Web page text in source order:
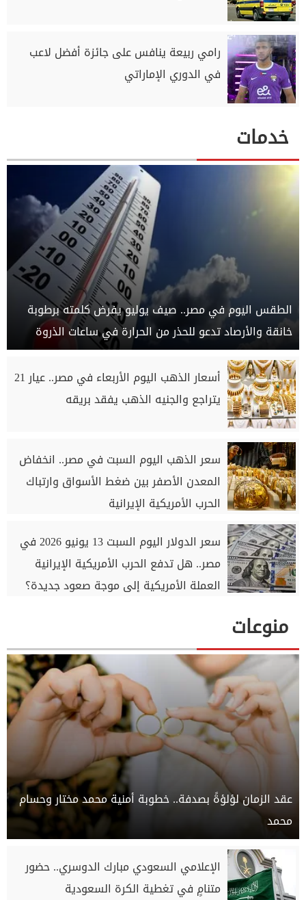
رامي ربيعة ينافس على جائزة أفضل لاعب
في الدوري الإماراتي
خدمات
الطقس اليوم في مصر.. صيف يوليو يفرض كلمته برطوبة
خانقة والأرصاد تدعو للحذر من الحرارة في ساعات الذروة
أسعار الذهب اليوم الأربعاء في مصر.. عيار 21
يتراجع والجنيه الذهب يفقد بريقه
سعر الذهب اليوم السبت في مصر.. انخفاض
المعدن الأصفر بين ضغط الأسواق وارتباك
الحرب الأمريكية الإيرانية
سعر الدولار اليوم السبت 13 يونيو 2026 في
مصر.. هل تدفع الحرب الأمريكية الإيرانية
العملة الأمريكية إلى موجة صعود جديدة؟
منوعات
عقد الزمان لؤلؤةً بصدفة.. خطوبة أمنية محمد مختار وحسام
محمد
الإعلامي السعودي مبارك الدوسري.. حضور
متنامٍ في تغطية الكرة السعودية